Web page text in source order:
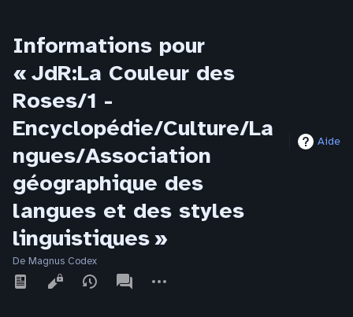
Informations pour
« JdR:La Couleur des
Roses/1 -
Encyclopédie/Culture/La
ngues/Association
géographique des
langues et des styles
linguistiques »
Aide
De Magnus Codex
Affichages
associated-
pages
actions